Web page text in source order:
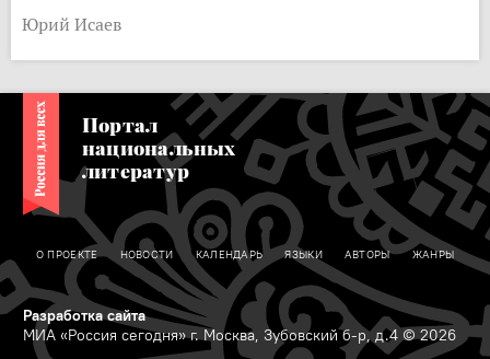
Юрий Исаев
Портал
национальных
литератур
О ПРОЕКТЕ НОВОСТИ КАЛЕНДАРЬ ЯЗЫКИ АВТОРЫ ЖАНРЫ
Разработка сайта
МИА «Россия сегодня» г. Москва, Зубовский б-р, д.4 © 2026